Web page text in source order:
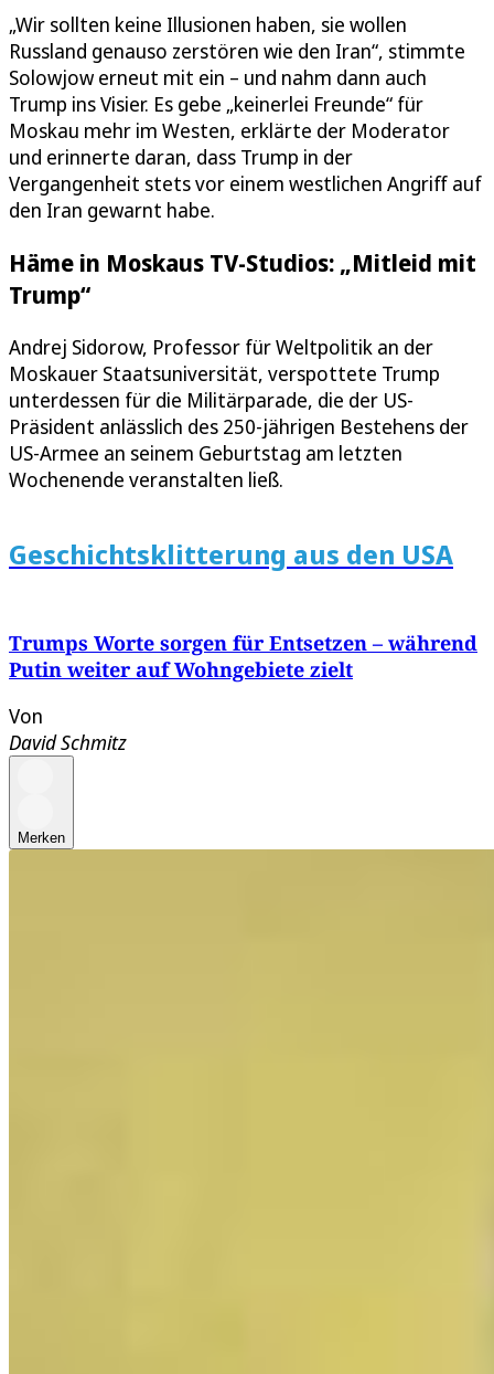
„Wir sollten keine Illusionen haben, sie wollen
Russland genauso zerstören wie den Iran“, stimmte
Solowjow erneut mit ein – und nahm dann auch
Trump ins Visier. Es gebe „keinerlei Freunde“ für
Moskau mehr im Westen, erklärte der Moderator
und erinnerte daran, dass Trump in der
Vergangenheit stets vor einem westlichen Angriff auf
den Iran gewarnt habe.
Häme in Moskaus TV-Studios: „Mitleid mit
Trump“
Andrej Sidorow, Professor für Weltpolitik an der
Moskauer Staatsuniversität, verspottete Trump
unterdessen für die Militärparade, die der US-
Präsident anlässlich des 250-jährigen Bestehens der
US-Armee an seinem Geburtstag am letzten
Wochenende veranstalten ließ.
Geschichtsklitterung aus den USA
Trumps Worte sorgen für Entsetzen – während
Putin weiter auf Wohngebiete zielt
Von
David Schmitz
Merken